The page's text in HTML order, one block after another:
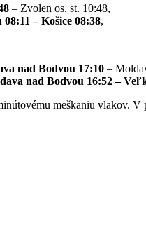
– Zvolen os. st. 10:48,
– Košice 08:38,
nad Bodvou 17:10 –
nad Bodvou 16:52–
meškaniu vlakov.